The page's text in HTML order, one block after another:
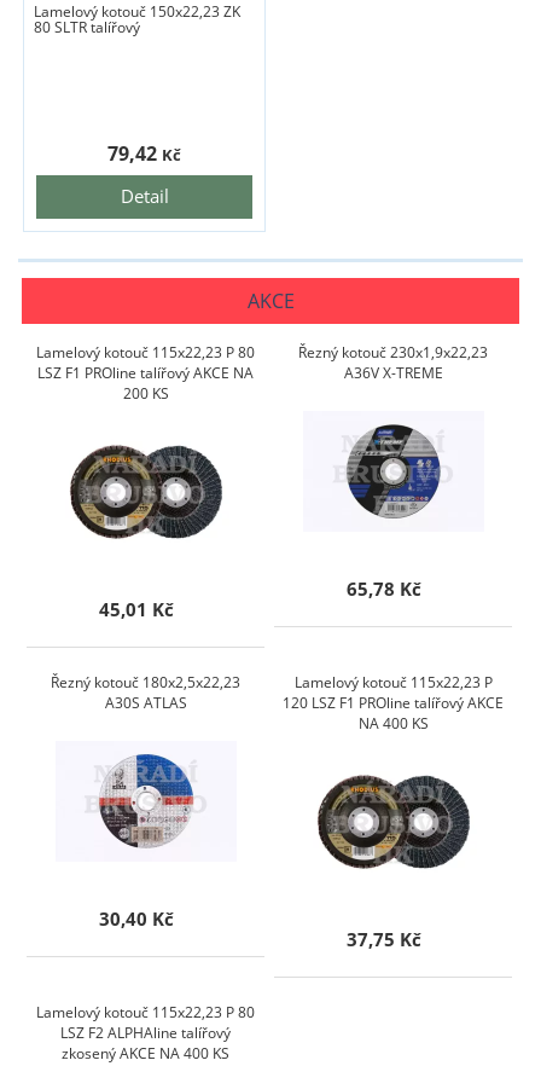
Lamelový kotouč 150x22,23 ZK
80 SLTR talířový
Detail
79,42 Kč
AKCE
Lamelový kotouč 115x22,23 P 80
LSZ F1 PROline talířový AKCE NA
200 KS
45,01 Kč
Řezný kotouč 230x1,9x22,23
A36V X-TREME
65,78 Kč
Řezný kotouč 180x2,5x22,23
A30S ATLAS
30,40 Kč
Lamelový kotouč 115x22,23 P
120 LSZ F1 PROline talířový AKCE
NA 400 KS
37,75 Kč
Lamelový kotouč 115x22,23 P 80
LSZ F2 ALPHAline talířový
zkosený AKCE NA 400 KS